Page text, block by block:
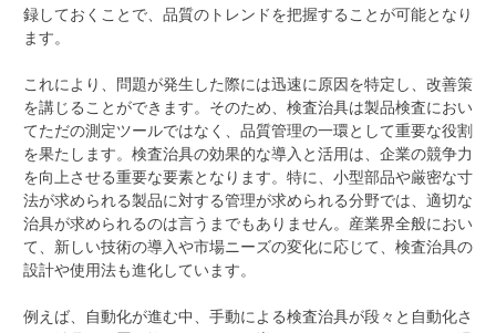
録しておくことで、品質のトレンドを把握することが可能となり
ます。
これにより、問題が発生した際には迅速に原因を特定し、改善策
を講じることができます。そのため、検査治具は製品検査におい
てただの測定ツールではなく、品質管理の一環として重要な役割
を果たします。検査治具の効果的な導入と活用は、企業の競争力
を向上させる重要な要素となります。特に、小型部品や厳密な寸
法が求められる製品に対する管理が求められる分野では、適切な
治具が求められるのは言うまでもありません。産業界全般におい
て、新しい技術の導入や市場ニーズの変化に応じて、検査治具の
設計や使用法も進化しています。
例えば、自動化が進む中、手動による検査治具が段々と自動化さ